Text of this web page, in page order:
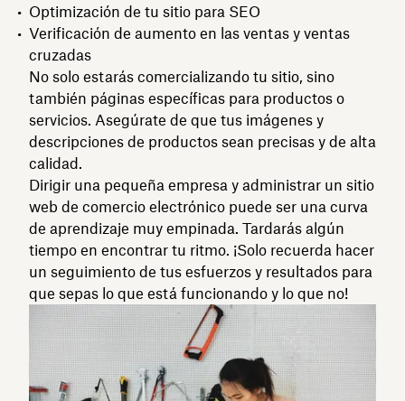
Optimización de tu sitio para SEO
Verificación de aumento en las ventas y ventas
cruzadas
No solo estarás comercializando tu sitio, sino
también páginas específicas para productos o
servicios. Asegúrate de que tus imágenes y
descripciones de productos sean precisas y de alta
calidad.
Dirigir una pequeña empresa y administrar un sitio
web de comercio electrónico puede ser una curva
de aprendizaje muy empinada. Tardarás algún
tiempo en encontrar tu ritmo. ¡Solo recuerda hacer
un seguimiento de tus esfuerzos y resultados para
que sepas lo que está funcionando y lo que no!